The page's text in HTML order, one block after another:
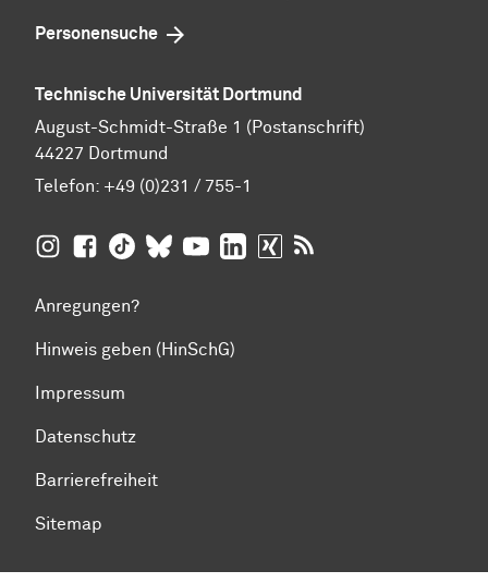
Personensuche
Technische Universität Dortmund
August-Schmidt-Straße 1 (Postanschrift)
44227 Dortmund
Telefon: +49 (0)231 / 755-1
TU Dortmund auf Insta­gram
TU Dortmund auf Facebook
TU Dortmund auf TikTok
TU Dortmund auf BlueSky
TU Dortmund auf YouTube
TU Dortmund auf LinkedIn
TU Dortmund auf XING
Anregungen?
Hinweis geben (HinSchG)
Impressum
Datenschutz
Barrierefreiheit
Sitemap